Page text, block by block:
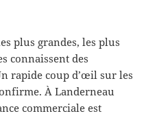
plus grandes, les plus
connaissent des
rapide coup d’œil sur les
À Landerneau
commerciale est